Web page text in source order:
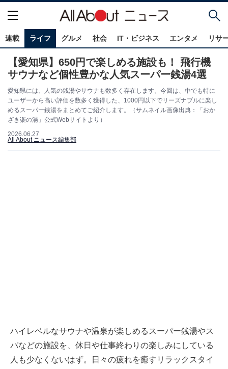
連載 ライフ グルメ 社会 IT・ビジネス エンタメ リサ
【愛知県】650円で楽しめる施設も！ 飛行機
サウナなど個性豊かな人気スーパー銭湯4選
愛知県には、人気の銭湯やサウナも数多く存在します。今回は、中でも特に
ユーザーから高い評価を数多く獲得した、1000円以下でリーズナブルに楽し
めるスーパー銭湯をまとめてご紹介します。（サムネイル画像出典：「おか
ざき楽の湯」公式Webサイトより）
2026.06.27
All About ニュース編集部
ハイレベルなサウナや温泉が楽しめるスーパー銭湯やス
パなどの施設を、休日や仕事終わりの楽しみにしている
人も少なくないはず。日々の疲れを癒すリラックスタイ